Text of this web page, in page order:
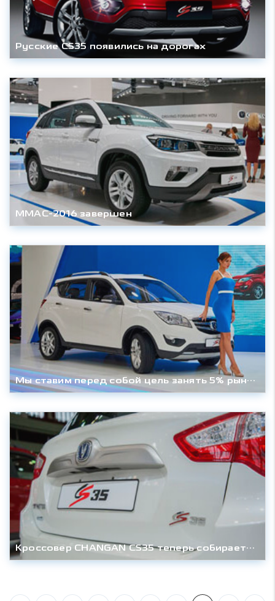
Русские CS35 появились на дорогах
ММАС-2016 завершен
Мы ставим перед собой цель занять 5% рынка: интервью с замгендиректора CHANGAN INTERNATIONAL
Кроссовер CHANGAN CS35 теперь собирается в России